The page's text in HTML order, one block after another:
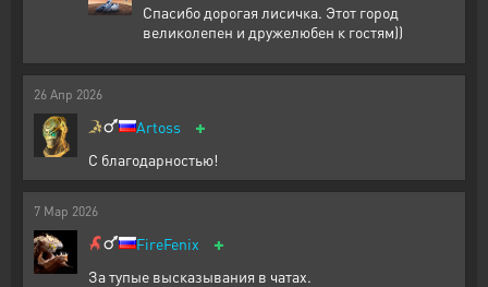
Спасибо дорогая лисичка. Этот город
великолепен и дружелюбен к гостям))
26 Апр 2026
Artoss +
С благодарностью!
7 Мар 2026
FireFenix +
За тупые высказывания в чатах.